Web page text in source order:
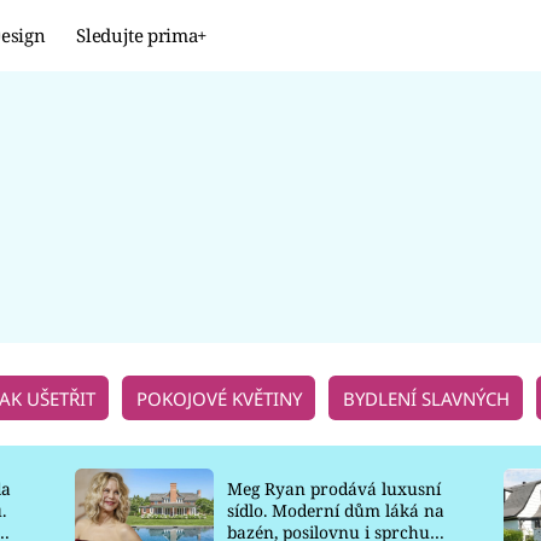
Sledujte prima+
UŠETŘIT POKOJOVÉ KVĚTINY BYDLENÍ SLAVNÝCH
Meg Ryan prodává luxusní
sídlo. Moderní dům láká na
bazén, posilovnu i sprchu